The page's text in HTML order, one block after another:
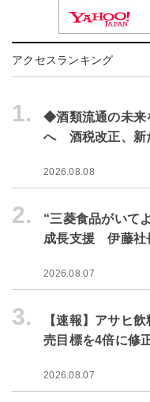
アクセスランキング
1.
◆酒類流通の未来
へ 酒税改正、新
2026.08.08
2.
“三菱食品がいて
成長支援 伊藤社
2026.08.07
3.
【速報】アサヒ
売目標を4倍に修
2026.08.07